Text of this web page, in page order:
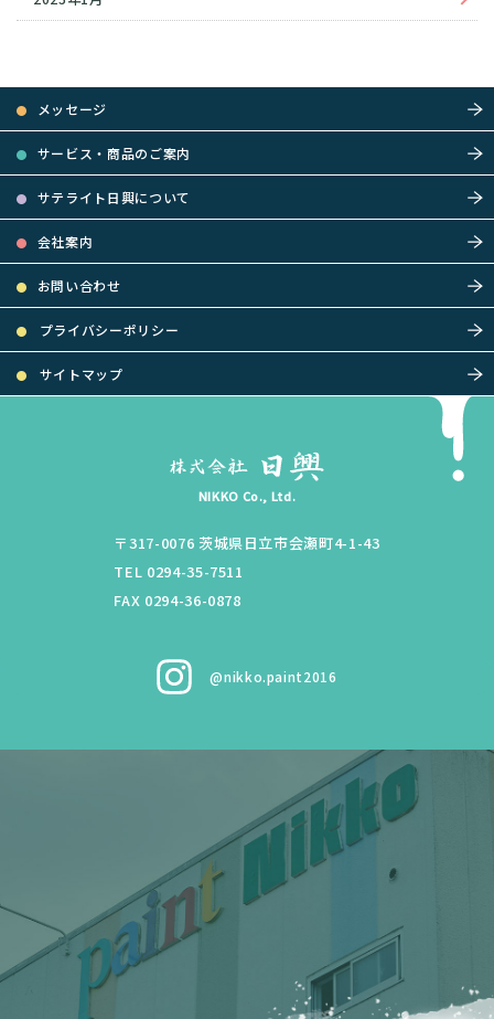
メッセージ
サービス・商品のご案内
サテライト日興について
会社案内
お問い合わせ
プライバシーポリシー
サイトマップ
NIKKO Co., Ltd.
〒317-0076 茨城県日立市会瀬町4-1-43
TEL 0294-35-7511
FAX 0294-36-0878
@nikko.paint2016